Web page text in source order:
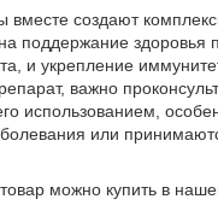
вместе создают
поддержание здоровья
и укрепление
важно
использованием,
или
можно купить в